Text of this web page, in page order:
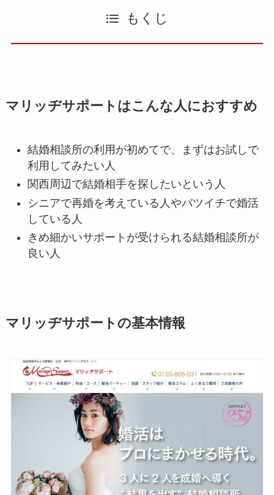
もくじ
マリッヂサポートはこんな人におすすめ
結婚相談所の利用が初めてで、まずはお試しで
利用してみたい人
関西周辺で結婚相手を探したいという人
シニアで再婚を考えている人やバツイチで婚活
している人
きめ細かいサポートが受けられる結婚相談所が
良い人
マリッヂサポートの基本情報